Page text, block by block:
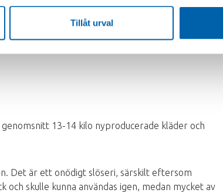
Tillåt urval
13-14 kilo nyproducerade kläder och
Det är ett onödigt slöseri, särskilt eftersom
skulle kunna användas igen, medan mycket av